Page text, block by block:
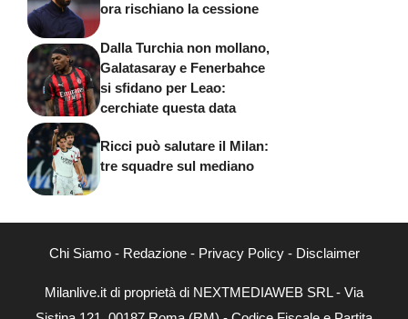
ora rischiano la cessione
Dalla Turchia non mollano,
Galatasaray e Fenerbahce
si sfidano per Leao:
cerchiate questa data
Ricci può salutare il Milan:
tre squadre sul mediano
Chi Siamo- Redazione- Privacy Policy- Disclaimer
Milanlive.it di proprietà di NEXTMEDIAWEB SRL - Via